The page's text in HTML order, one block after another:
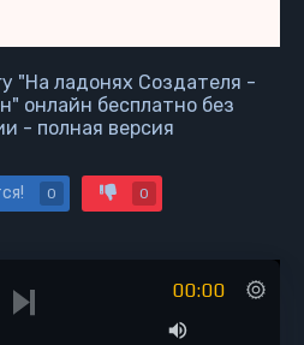
"На ладонях Создателя -
онлайн бесплатно без
- полная версия
0 0
00:00